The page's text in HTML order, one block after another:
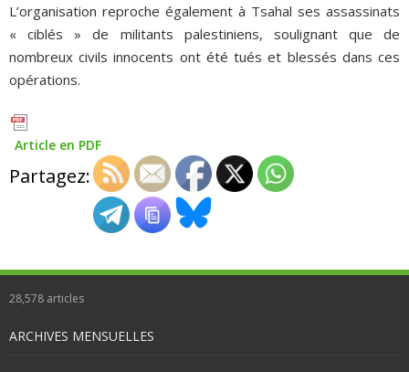
L’organisation reproche également à Tsahal ses assassinats
« ciblés » de militants palestiniens, soulignant que de
nombreux civils innocents ont été tués et blessés dans ces
opérations.
Article en PDF
Partagez:
28,578 articles
ARCHIVES MENSUELLES